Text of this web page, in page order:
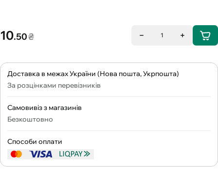
10.50₴ 1
Доставка в межах України (Нова пошта, Укрпошта)
За розцінками перевізників
Самовивіз з магазинів
Безкоштовно
Способи оплати